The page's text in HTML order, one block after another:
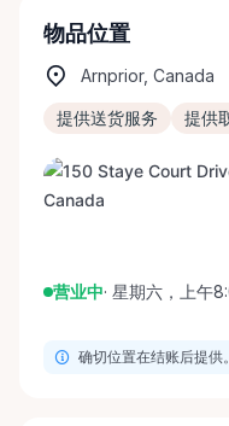
物品位置
Arnprior, Canada
提供送货服务 提供
营业中· 星期六，上午
星期二
确切位置在结账后提供。